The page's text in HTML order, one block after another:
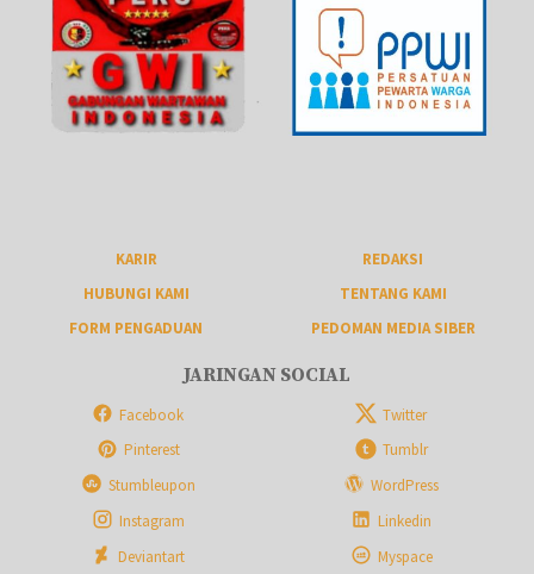
KARIR
REDAKSI
HUBUNGI KAMI
TENTANG KAMI
FORM PENGADUAN
PEDOMAN MEDIA SIBER
Facebook
Twitter
Pinterest
Tumblr
Stumbleupon
WordPress
Instagram
Linkedin